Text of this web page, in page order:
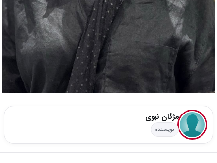
مژگان نبوی
نویسنده